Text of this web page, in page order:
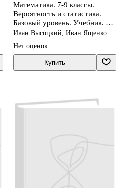
Математика. 7-9 классы.
Вероятность и статистика.
Базовый уровень. Учебник. В
двух частях. Часть 2. ФГОС
Иван Высоцкий, Иван Ященко
Нет оценок
Купить